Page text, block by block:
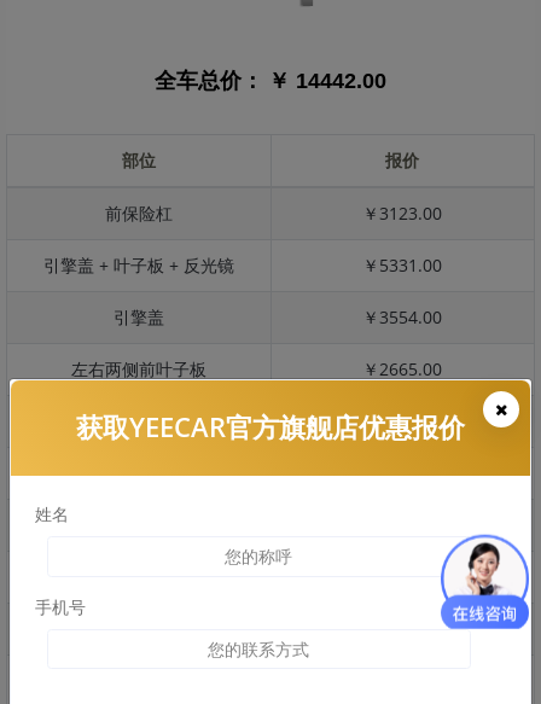
全车总价： ￥ 14442.00
部位 报价
前保险杠 ￥3123.00
引擎盖 + 叶子板 + 反光镜 ￥5331.00
引擎盖 ￥3554.00
左右两侧前叶子板 ￥2665.00
反光镜 ￥533.00
后保险杠 ￥1649.00
￥1903.00
获取YEECAR官方旗舰店优惠报价
姓名
手机号